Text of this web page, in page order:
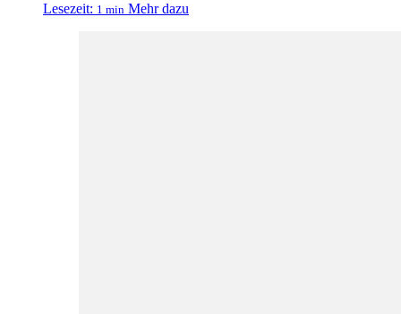
Lesezeit: 1 min Mehr dazu